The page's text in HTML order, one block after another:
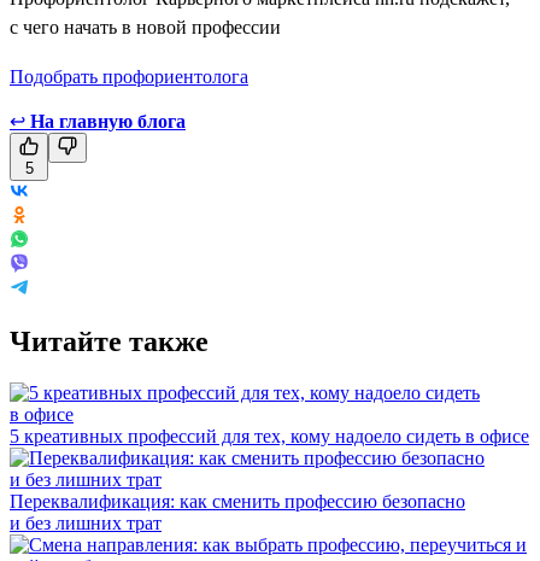
с чего начать в новой профессии
Подобрать профориентолога
↩ На главную блога
5
Читайте также
5 креативных профессий для тех, кому надоело сидеть в офисе
Переквалификация: как сменить профессию безопасно
и без лишних трат